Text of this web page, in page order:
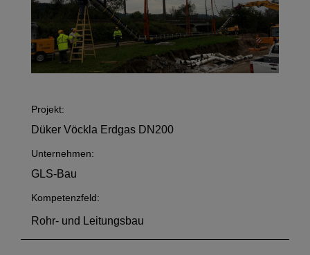
Projekt:
Düker Vöckla Erdgas DN200
Unternehmen:
GLS-Bau
Kompetenzfeld:
Rohr- und Leitungsbau